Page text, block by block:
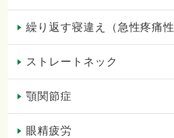
繰り返す寝違え（急性疼痛性
ストレートネック
顎関節症
眼精疲労